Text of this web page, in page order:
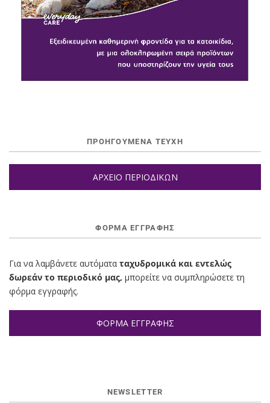
ΠΡΟΗΓΟΥΜΕΝΑ ΤΕΥΧΗ
ΑΡΧΕΙΟ ΠΕΡΙΟΔΙΚΩΝ
ΦΌΡΜΑ ΕΓΓΡΑΦΉΣ
Για να λαμβάνετε αυτόματα ταχυδρομικά και εντελώς
δωρεάν το περιοδικό μας, μπορείτε να συμπληρώσετε τη
φόρμα εγγραφής.
ΦΟΡΜΑ ΕΓΓΡΑΦΗΣ
NEWSLETTER